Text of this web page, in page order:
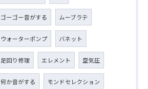
ゴーゴー音がする ムーブラテ
ウォーターポンプ バネット
足回り修理 エレメント 空気圧
何か音がする モンドセレクション